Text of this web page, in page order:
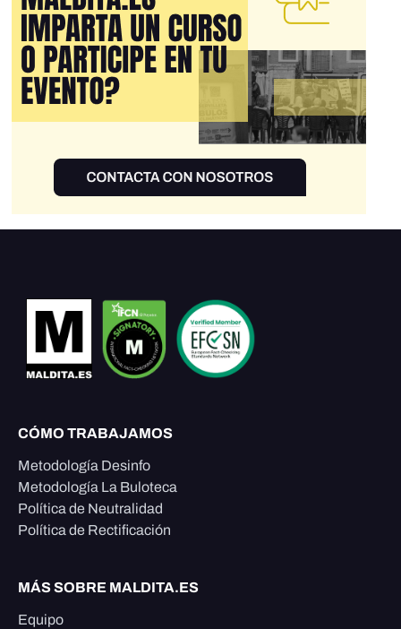
CÓMO TRABAJAMOS
Metodología Desinfo
Metodología La Buloteca
Política de Neutralidad
Política de Rectificación
MÁS SOBRE MALDITA.ES
Equipo